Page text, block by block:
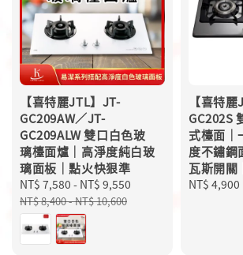
【喜特麗JTL】JT-
GC209AW／JT-
GC209ALW 雙口白色玻
璃檯面爐｜高淨度純白玻
璃面板｜點火快狠準
Sale
price
NT$ 7,580 - NT$ 9,550
NT$ 8,400-NT$ 10,600
【喜特
GC202S
式檯面｜
度不鏽鋼
瓦斯開關
Sale
NT$ 4,900